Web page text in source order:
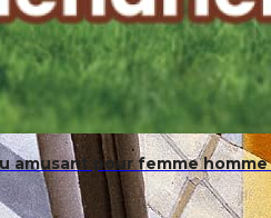
amusant pour femme